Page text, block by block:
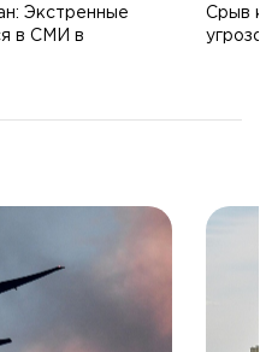
Экстренные
в СМИ в
Срыв